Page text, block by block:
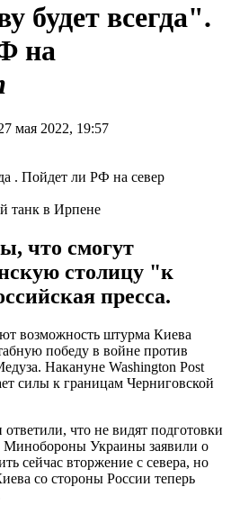
будет всегда".
на
мая 2022, 19:57
танк в Ирпене
что смогут
столицу "к
пресса.
возможность штурма Киева
победу в войне против
Накануне Washington Post
силы к границам Черниговской
что не видят подготовки
Украины заявили о
сейчас вторжение с севера, но
со стороны России теперь